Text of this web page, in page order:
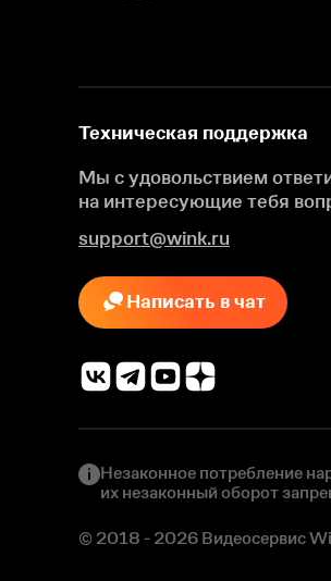
Техническая поддержка
Мы с удовольствием
на интересующие тебя
support@wink.ru
Написать в чат
Незаконное потребление
их незаконный оборот
© 2018 - 2026 Видеосервис